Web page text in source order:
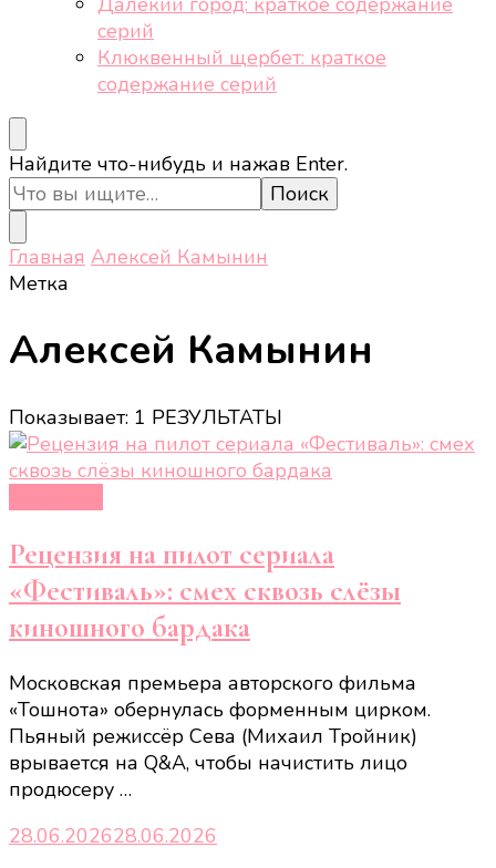
серий
Клюквенный щербет: краткое
содержание серий
Ищите
что-
то?
Найдите что-нибудь и нажав Enter.
Главная Алексей Камынин
Метка
Алексей Камынин
Показывает: 1 РЕЗУЛЬТАТЫ
Рецензия на пилот сериала
«Фестиваль»: смех сквозь слёзы
киношного бардака
Московская премьера авторского фильма
«Тошнота» обернулась форменным цирком.
Пьяный режиссёр Сева (Михаил Тройник)
врывается на Q&A, чтобы начистить лицо
продюсеру …
28.06.202628.06.2026